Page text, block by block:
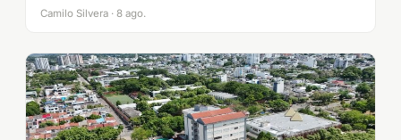
Camilo Silvera · 8 ago.